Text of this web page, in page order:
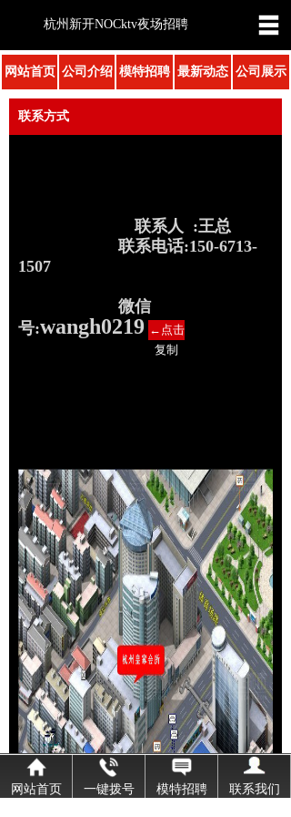
杭州新开NOCktv夜场招聘
网站首页 公司介绍 模特招聘 最新动态 公司展示
联系方式
联系人 :王总
联系电话:150-6713-
1507
微信
号:wangh0219 ←点击
复制
网站首页 一键拨号 模特招聘 联系我们